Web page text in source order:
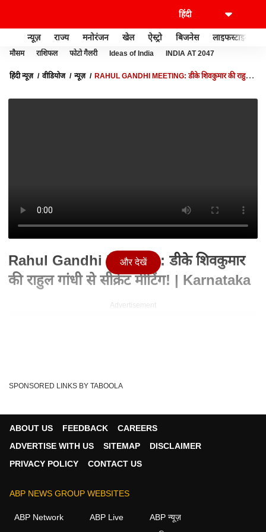
न्यूज़ राज्य मनोरंजन खेल ऐस्ट्रो बिजनेस लाइफस्टाइल
मौसम राशिफल फोटो गैलरी Ideas of India INDIA AT 2047
हिंदी न्यूज़ वीडियोज न्यूज़
RAHUL GANDHI MEETING: डीके शिवकुमार की राहुल
Rahul Gandhi Meeting: डीके शिवकुमार
की राहुल गांधी से सीक्रेट मीटिंग! | Karnataka
Advertisement
02 Jun 2026 11:49 PM (IST)
ABP News के विशेष शो 'Char Ki Chaal' में आज देश की चार बड़ी
राजनीतिक और सामाजिक खबरों को डिकोड किया...
और देखें
SPONSORED LINKS BY TABOOLA
ABOUT US FEEDBACK
CAREERS
ADVERTISE WITH US
SITEMAP
DISCLAIMER
PRIVACY POLICY
CONTACT US
ABP NEWS GROUP WEBSITES
ABP Network ABP Live
ABP न्यूज़